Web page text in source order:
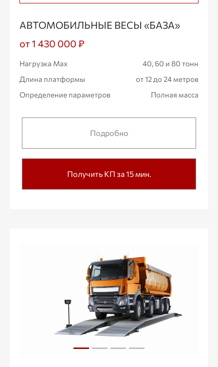
АВТОМОБИЛЬНЫЕ ВЕСЫ «БАЗА»
от 1 430 000 ₽
Нагрузка Max
40, 60 и 80 тонн
Длина платформы
от 12 до 24 метров
Определение параметров
Полная масса
Подробно
Получить КП за 15 мин.